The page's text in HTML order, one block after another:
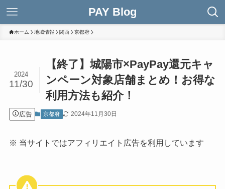
PAY Blog
ホーム 地域情報 関西 京都府
【終了】城陽市×PayPay還元キャ
ンペーン対象店舗まとめ！お得な
利用方法も紹介！
2024
11/30
広告 京都府 2024年11月30日
※ 当サイトではアフィリエイト広告を利用しています